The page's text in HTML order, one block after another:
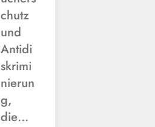
chutz
und
Antidi
skrimi
nierun
g,
die…